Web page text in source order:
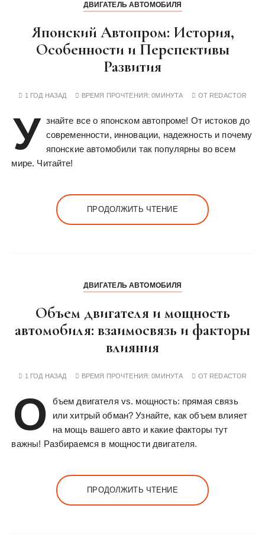
ДВИГАТЕЛЬ АВТОМОБИЛЯ
Японский Автопром: История,
Особенности и Перспективы
Развития
1 ГОД НАЗАД ВРЕМЯ ПРОЧТЕНИЯ:0МИНУТА ОТ REDACTOR
У знайте все о японском автопроме! От истоков до
современности, инновации, надежность и почему
японские автомобили так популярны во всем
мире. Читайте!
ПРОДОЛЖИТЬ ЧТЕНИЕ
ДВИГАТЕЛЬ АВТОМОБИЛЯ
Объем двигателя и мощность
автомобиля: взаимосвязь и факторы
влияния
1 ГОД НАЗАД ВРЕМЯ ПРОЧТЕНИЯ:0МИНУТА ОТ REDACTOR
О
бъем двигателя vs. мощность: прямая связь
или хитрый обман? Узнайте, как объем влияет
на мощь вашего авто и какие факторы тут
важны! Разбираемся в мощности двигателя.
ПРОДОЛЖИТЬ ЧТЕНИЕ